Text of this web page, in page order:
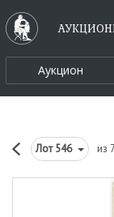
Аукцион
Лот546 из